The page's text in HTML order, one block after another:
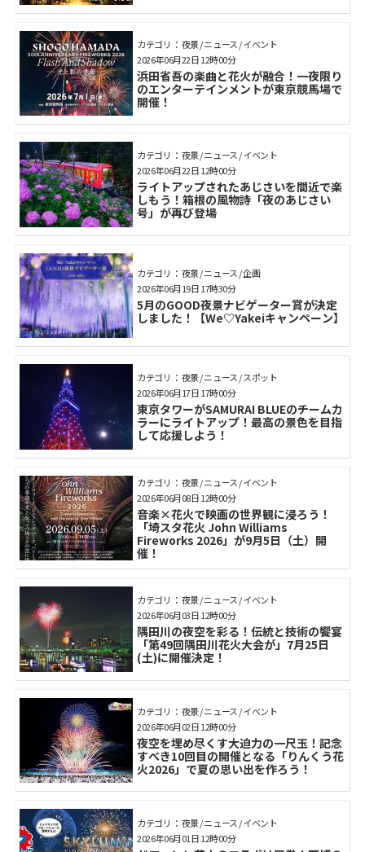
カテゴリ： 夜景 / ニュース / イベント
浜田省吾の楽曲と花火が融合！一夜限り
のエンターテインメントが東京競馬場で
開催！
2026年06月22日 12時00分
カテゴリ： 夜景 / ニュース / イベント
ライトアップされたあじさいを間近で楽
しもう！箱根の風物詩「夜のあじさい
号」が再び登場
2026年06月22日 12時00分
カテゴリ： 夜景 / ニュース / 企画
5月のGOOD夜景ナビゲーター賞が決定
しました！【We♡Yakeiキャンペーン】
2026年06月19日 17時30分
カテゴリ： 夜景 / ニュース / スポット
東京タワーがSAMURAI BLUEのチームカ
ラーにライトアップ！最高の景色を目指
して応援しよう！
2026年06月17日 17時00分
カテゴリ： 夜景 / ニュース / イベント
音楽×花火で映画の世界観に浸ろう！
「埼スタ花火 John Williams
Fireworks 2026」が9月5日（土）開
催！
2026年06月08日 12時00分
カテゴリ： 夜景 / ニュース / イベント
隅田川の夜空を彩る！伝統と技術の饗宴
「第49回隅田川花火大会が」7月25日
(土)に開催決定！
2026年06月03日 12時00分
カテゴリ： 夜景 / ニュース / イベント
夜空を埋め尽くす大迫力の一尺玉！記念
すべき10回目の開催となる「りんくう花
火2026」で夏の思い出を作ろう！
2026年06月02日 12時00分
カテゴリ： 夜景 / ニュース / イベント
2026年06月01日 12時00分